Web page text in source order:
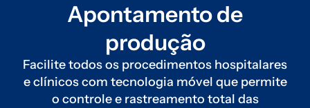
Apontamento de
produção
Facilite todos os procedimentos hospitalares
e clínicos com tecnologia móvel que permite
o controle e rastreamento total das